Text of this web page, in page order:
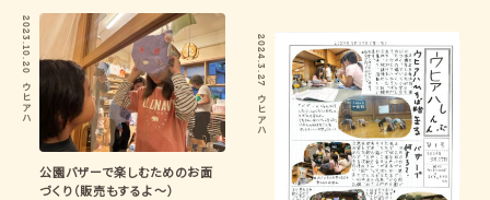
2023.10.20
ウヒアハ
公園バザーで楽しむためのお面
づくり（販売もするよ〜）
2024.3.27
ウヒアハ